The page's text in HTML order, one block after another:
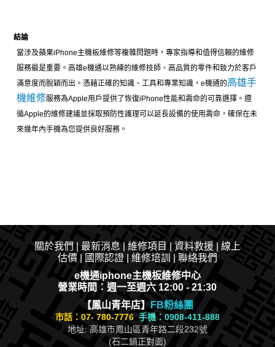
結論
當涉及蘋果iPhone主機板維修等複雜問題時，專家指導和值得信賴的維修
服務最是重要。高雄e機通以熟練的維修技師、高品質的零件和致力於客戶
滿意度而脫穎而出。憑藉正確的知識、工具和專業知識，e機通的高雄手
機維修服務為Apple用戶提供了恢復iPhone性能和壽命的可靠選擇。遵
循Apple的維修建議並採取預防性護理可以延長設備的使用壽命，確保在未
來幾年內手機為您提供良好服務。
關於我們|最新消息 |​維修項目|資料救援|線上
估價|國際認證| 維修培訓|聯絡我們
e機通iphone主機板維修中心
營業時間：週一至週六 12:00 - 21:30
【鳳山青年店】 FB粉絲團
市話：07- 780-7776 手機：0908-411-888
地址: 高雄市鳳山區青年路二段232號
(石二鍋正對面)